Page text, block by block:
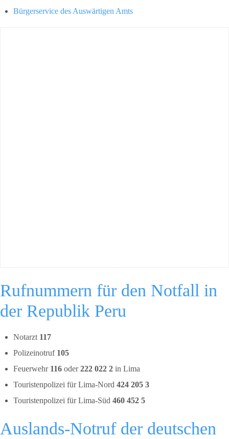
Bürgerservice des Auswärtigen Amts
Rufnummern für den Notfall in
der Republik Peru
Notarzt 117
Polizeinotruf 105
Feuerwehr 116oder222 022 2in Lima
Touristenpolizei für Lima-Nord 424 205 3
Touristenpolizei für Lima-Süd 460 452 5
Auslands-Notruf der deutschen